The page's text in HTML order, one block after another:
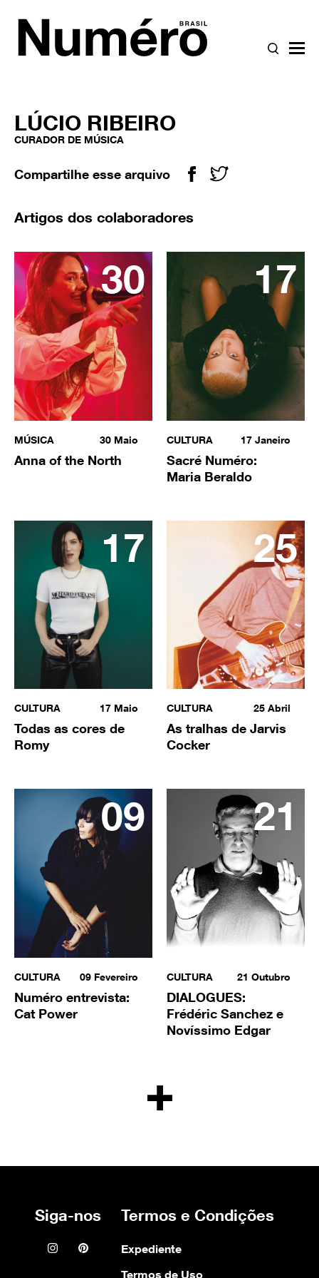
LÚCIO RIBEIRO
CURADOR DE MÚSICA
Compartilhe esse arquivo
Artigos dos colaboradores
30
MÚSICA
Anna of the North
30 Maio
17
CULTURA
Sacré Numéro:
Maria Beraldo
17 Janeiro
17
CULTURA
Todas as cores de
Romy
17 Maio
25
CULTURA
As tralhas de Jarvis
Cocker
25 Abril
09
CULTURA
Numéro entrevista:
Cat Power
09 Fevereiro
21
CULTURA
DIALOGUES:
Frédéric Sanchez e
Novíssimo Edgar
21 Outubro
LOAD MORE
Siga-nos
Instagram icon
Pinterest icon
Termos e Condições
Expediente
Termos de Uso